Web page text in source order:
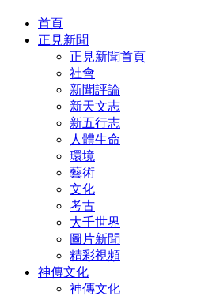
首頁
正見新聞
正見新聞首頁
社會
新聞評論
新天文志
新五行志
人體生命
環境
藝術
文化
考古
大千世界
圖片新聞
精彩視頻
神傳文化
神傳文化